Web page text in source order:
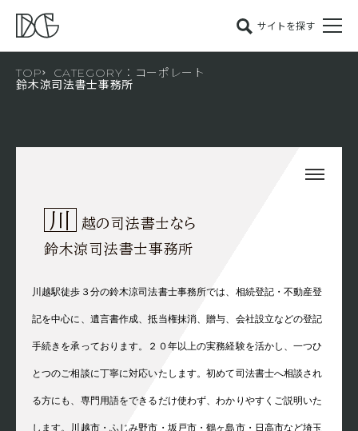
サイトを探す
TOP CATEGORY：コーポレート
鈴木涼司法書士事務所